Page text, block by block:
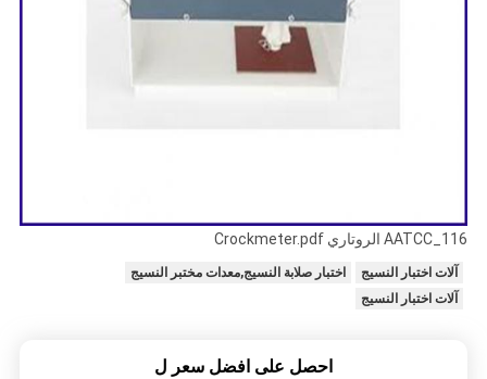
AATCC_116 الروتاري Crockmeter.pdf
آلات اختبار النسيج
اختبار صلابة النسيج,معدات مختبر النسيج
آلات اختبار النسيج
احصل على افضل سعر ل